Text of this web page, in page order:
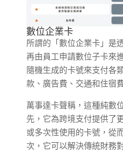
數位企業卡
所謂的「數位企業卡」是
再由員工申請數位子卡來
隨機生成的卡號來支付各
款、廣告費、交通和住宿
萬事達卡聲稱，這種純數
先，它為跨境支付提供了
或多次性使用的卡號，從
次，它可以解決傳統財務